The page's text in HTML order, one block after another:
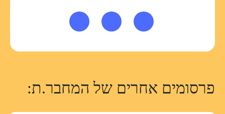
פרסומים אחרים של המחבר.ת: